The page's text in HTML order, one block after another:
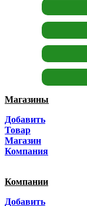
Магазины
Добавить
Товар
Магазин
Компания
Компании
Добавить